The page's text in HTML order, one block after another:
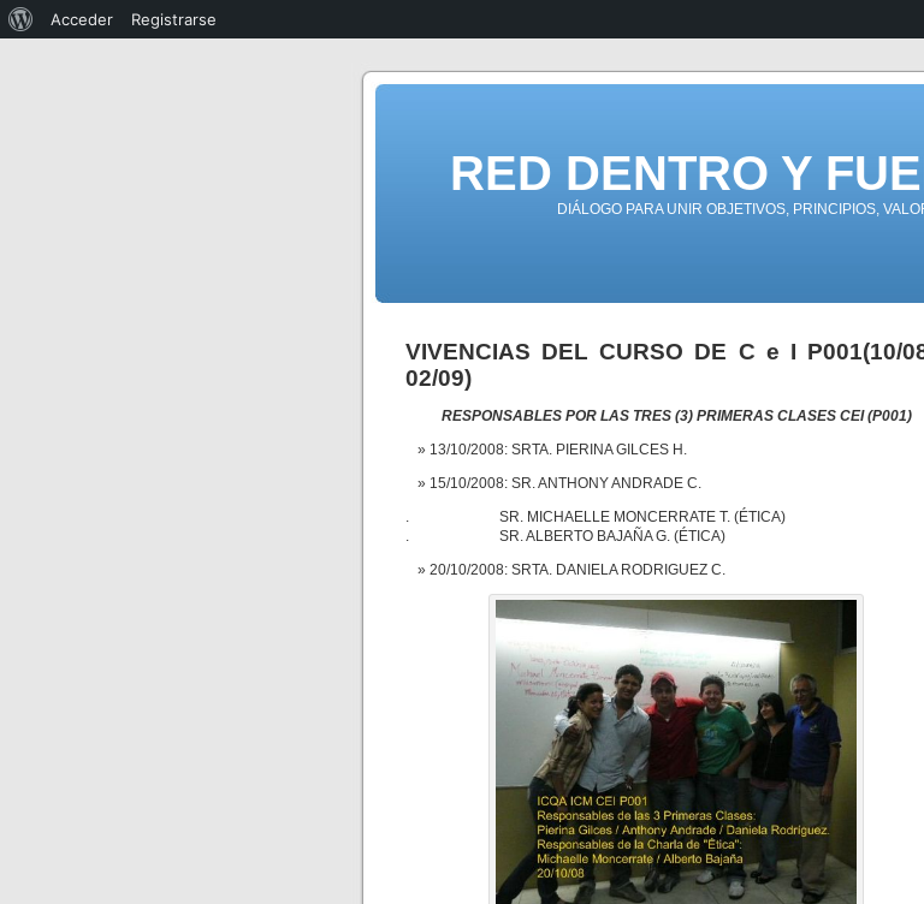
RED DENTRO Y
DIÁLOGO PARA UNIR OBJETIVOS, PRINCIPIOS,
VIVENCIAS DEL CURSO DE C e I P001(10/
02/09)
RESPONSABLES POR LAS TRES (3) PRIMERAS CLASES CEI (P001)
13/10/2008: SRTA. PIERINA GILCES H.
15/10/2008: SR. ANTHONY ANDRADE C.
. SR. MICHAELLE MONCERRATE T. (ÉTICA)
. SR. ALBERTO BAJAÑA G. (ÉTICA)
20/10/2008: SRTA. DANIELA RODRIGUEZ C.
Acceder Registrarse